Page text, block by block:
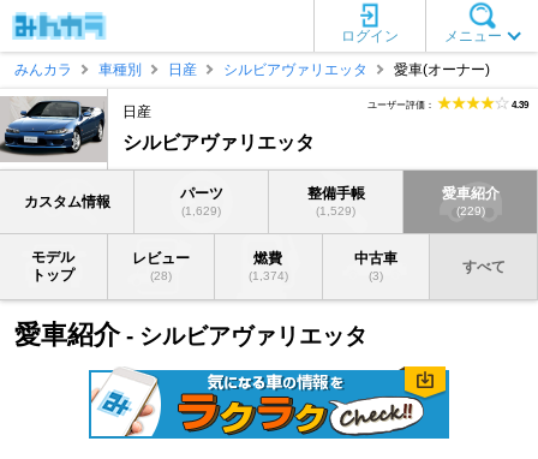
メニュー
ログイン
みんカラ
車種別 日産 シルビアヴァリエッタ 愛車(オーナー)
日産
シルビアヴァリエッタ
ユーザー評価： 4.39
カスタム情報 パーツ
(1,629)
整備手帳
(1,529)
愛車紹介
(229)
モデル
トップ
レビュー
(28)
燃費
(1,374)
中古車
(3)
すべて
愛車紹介- シルビアヴァリエッタ